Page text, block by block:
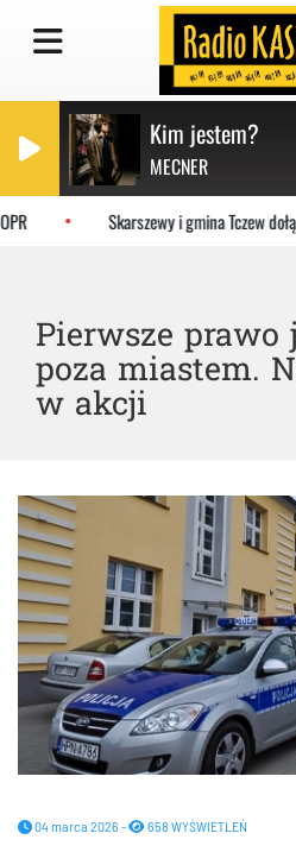
Kim jestem?
MECNER
Skarszewy i gmina Tczew
Pierwsze prawo
poza miastem.
w akcji
04 marca 2026 - 658 WYŚWIETLEŃ